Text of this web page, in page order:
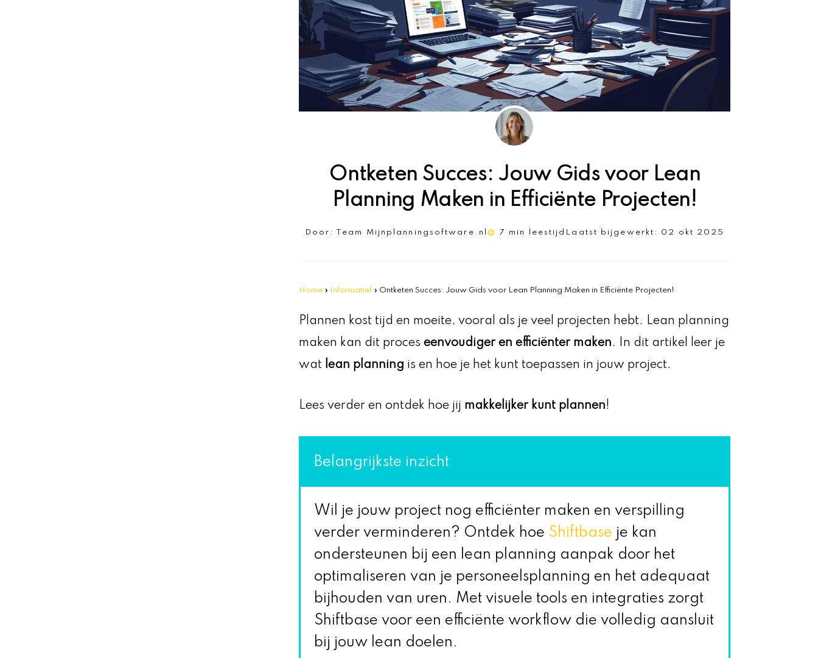
Ontketen Succes: Jouw Gids voor Lean
Planning Maken in Efficiënte Projecten!
Door: Team Mijnplanningsoftware.nl 7 min leestijd Laatst bijgewerkt: 02 okt 2025
Home » Informatief » Ontketen Succes: Jouw Gids voor Lean Planning Maken in Efficiënte Projecten!
Plannen kost tijd en moeite, vooral als je veel projecten hebt. Lean planning
maken kan dit proces eenvoudiger en efficiënter maken. In dit artikel leer je
wat lean planning is en hoe je het kunt toepassen in jouw project.
Lees verder en ontdek hoe jij makkelijker kunt plannen!
Belangrijkste inzicht
Wil je jouw project nog efficiënter maken en verspilling
verder verminderen? Ontdek hoe Shiftbase je kan
ondersteunen bij een lean planning aanpak door het
optimaliseren van je personeelsplanning en het adequaat
bijhouden van uren. Met visuele tools en integraties zorgt
Shiftbase voor een efficiënte workflow die volledig aansluit
bij jouw lean doelen.